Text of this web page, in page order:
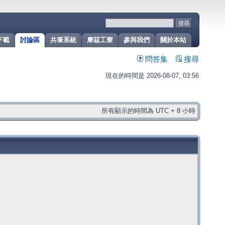
關於本站
參與我們
摩茲工寮
共筆系統
討論區
載
問答集 搜尋
現在的時間是 2026-08-07, 03:56
所有顯示的時間為 UTC + 8 小時